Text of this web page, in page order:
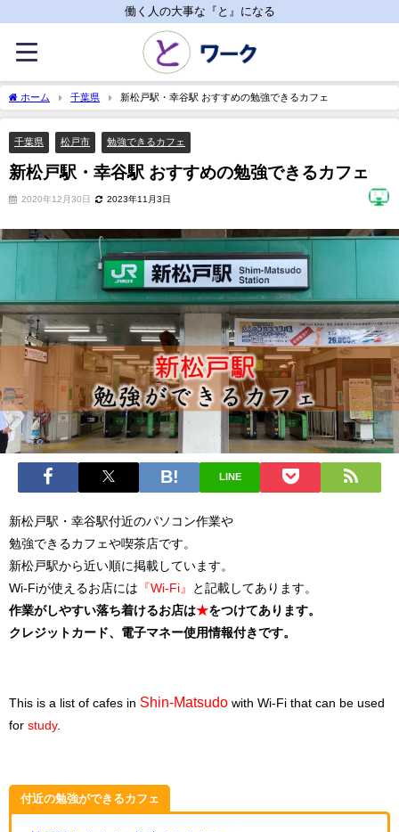
働く人の大事な『と』になる
ホーム 千葉県 新松戸駅・幸谷駅 おすすめの勉強できるカフェ
千葉県 松戸市 勉強できるカフェ
新松戸駅・幸谷駅 おすすめの勉強できるカフェ
2020年12月30日 2023年11月3日
LINE
新松戸駅・幸谷駅付近のパソコン作業や
勉強できるカフェや喫茶店です。
新松戸駅から近い順に掲載しています。
Wi-Fiが使えるお店には 『Wi-Fi』
と記載してあります。
作業がしやすい落ち着けるお店は★をつけてあります。
クレジットカード、電子マネー使用情報付きです。
This is a list of cafes in Shin-Matsudo with Wi-Fi that can be used
for study.
付近の勉強ができるカフェ